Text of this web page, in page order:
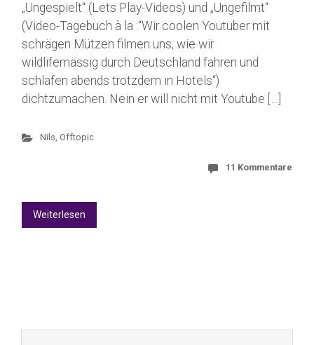
„Ungespielt“ (Lets Play-Videos) und „Ungefilmt“
(Video-Tagebuch à la :“Wir coolen Youtuber mit
schrägen Mützen filmen uns, wie wir
wildlifemässig durch Deutschland fahren und
schlafen abends trotzdem in Hotels“)
dichtzumachen. Nein er will nicht mit Youtube […]
Nils, Offtopic
11 Kommentare
Weiterlesen